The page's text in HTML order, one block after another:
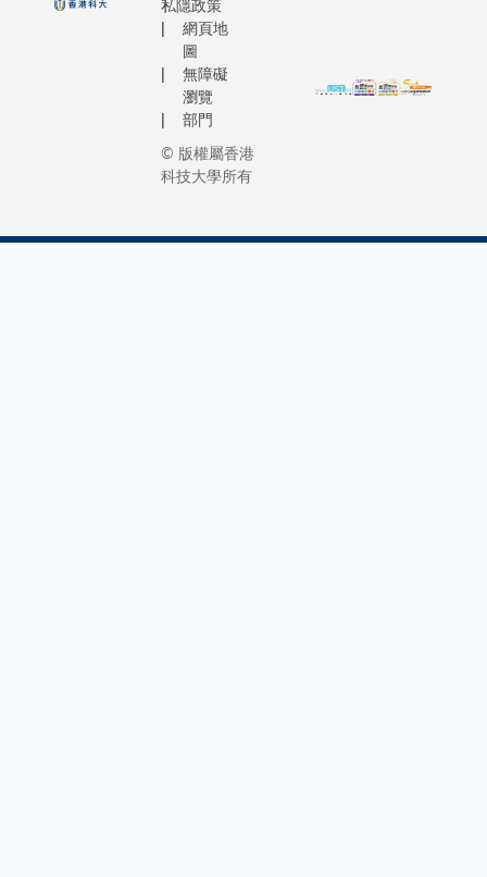
私隱政策
網頁地
圖
無障礙
瀏覽
部門
© 版權屬香港
科技大學所有